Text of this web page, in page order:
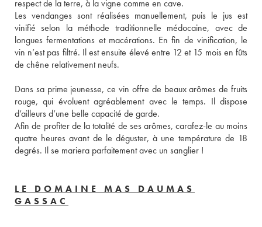
respect de la terre, à la vigne comme en cave.
Les vendanges sont réalisées manuellement, puis le jus est
vinifié selon la méthode traditionnelle médocaine, avec de
longues fermentations et macérations. En fin de vinification, le
vin n’est pas filtré. Il est ensuite élevé entre 12 et 15 mois en fûts
de chêne relativement neufs.
Dans sa prime jeunesse, ce vin offre de beaux arômes de fruits
rouge, qui évoluent agréablement avec le temps. Il dispose
d’ailleurs d’une belle capacité de garde.
Afin de profiter de la totalité de ses arômes, carafez-le au moins
quatre heures avant de le déguster, à une température de 18
degrés. Il se mariera parfaitement avec un sanglier !
LE DOMAINE MAS DAUMAS
GASSAC